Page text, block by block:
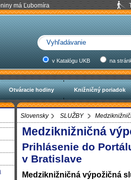
má Ľubomíra
v Katalógu UKB na
Otváracie hodiny Knižničný poriadok
Slovensky SLUŽBY
Medziknižničná
Prihlásenie do
v Bratislave
Medziknižničná výpožičná